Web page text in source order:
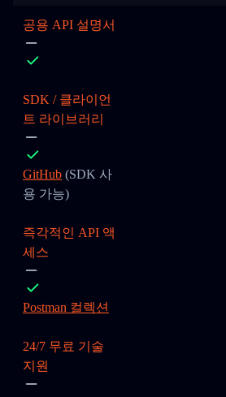
공용 API 설명서
SDK / 클라이언
트 라이브러리
GitHub (SDK 사
용 가능)
즉각적인 API 액
세스
Postman 컬렉션
24/7 무료 기술
지원